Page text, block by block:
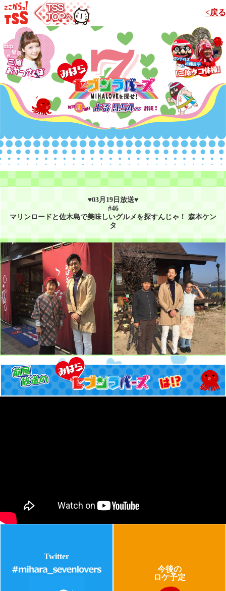
<戻る
♥03月19日放送♥
#46
マリンロードと佐木島で美味しいグルメを探すんじゃ！ 森本ケン
タ
Twitter
今後の
ロケ予定